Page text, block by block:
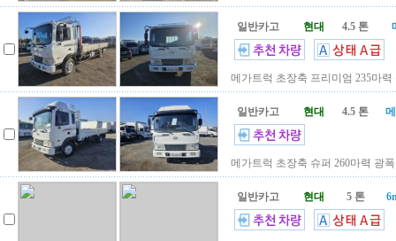
일반카고 현대 4.5 톤
메가트럭 초장축 프리미엄 235마
일반카고 현대 4.5 톤
메가트럭 초장축 슈퍼 260마력 광
일반카고 현대 5 톤